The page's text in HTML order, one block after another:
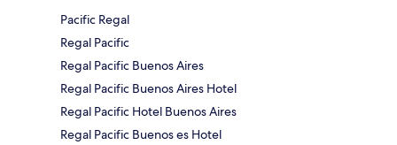
Pacific Regal
Regal Pacific
Regal Pacific Buenos Aires
Regal Pacific Buenos Aires Hotel
Regal Pacific Hotel Buenos Aires
Regal Pacific Buenos es Hotel